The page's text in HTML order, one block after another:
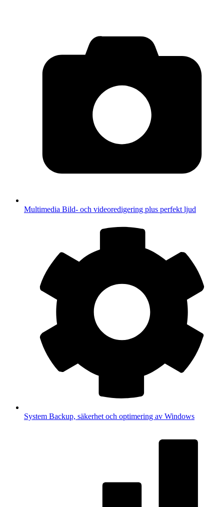
Multimedia Bild- och videoredigering plus perfekt ljud
System Backup, säkerhet och optimering av Windows